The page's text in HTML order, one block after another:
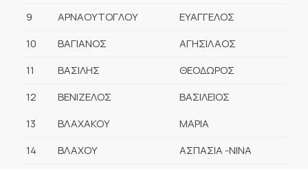
9
ΑΡΝΑΟΥΤΟΓΛΟΥ
ΕΥΑΓΓΕΛΟΣ
10
ΒΑΓΙΑΝΟΣ
ΑΓΗΣΙΛΑΟΣ
11
ΒΑΣΙΛΗΣ
ΘΕΟΔΩΡΟΣ
12
ΒΕΝΙΖΕΛΟΣ
ΒΑΣΙΛΕΙΟΣ
13
ΒΛΑΧΑΚΟΥ
ΜΑΡΙΑ
14
ΒΛΑΧΟΥ
ΑΣΠΑΣΙΑ -ΝΙΝΑ